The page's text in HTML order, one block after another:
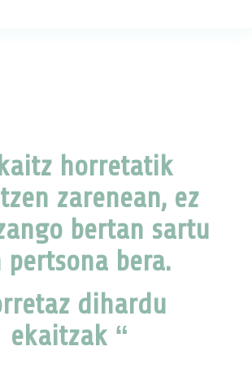
horretatik
zarenean, ez
bertan sartu
bera.
dihardu
ekaitzak “